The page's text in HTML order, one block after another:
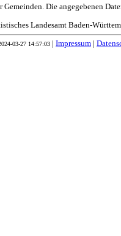
Gemeinden. Die angegebenen
Landesamt Baden-
03-27 14:57:03 Impressum